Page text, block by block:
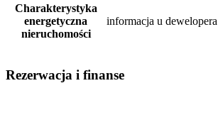
Charakterystyka
energetyczna
nieruchomości
informacja u dewelopera
Rezerwacja i finanse